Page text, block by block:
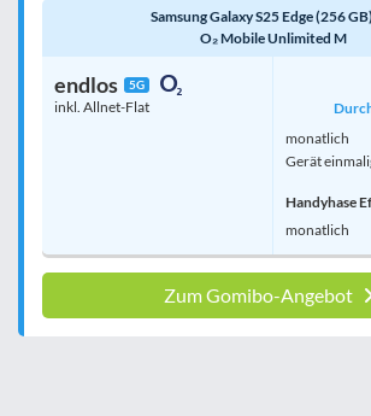
Samsung Galaxy S25 Edge (256 GB)
O₂ Mobile Unlimited M
endlos 5G
inkl. Allnet-Flat
monatlich
Gerät
Handyhase
monatlich
Zum Gomibo-Angebot